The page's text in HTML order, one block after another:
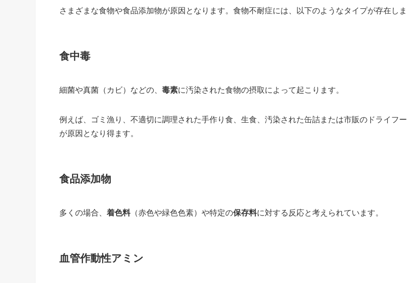
さまざまな食物や食品添加物が原因となります。食物不耐症には、以下のようなタイプが存在しま
食中毒
細菌や真菌（カビ）などの、 毒素に汚染された食物の摂取によって起こります。
例えば、ゴミ漁り、不適切に調理された手作り食、生食、汚染された缶詰または市販のドライフ
が原因となり得ます。
食品添加物
多くの場合、 着色料（赤色や緑色色素）や特定の保存料に対する反応と考えられています。
血管作動性アミン